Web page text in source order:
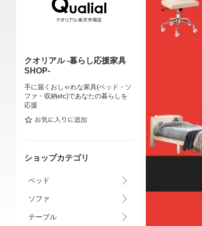
クオリアル -暮らし応援家具
SHOP-
手に届くおしゃれな家具(ベッド・ソ
ファ・収納etc)であなたの暮らしを
応援
ショップカテゴリ
ベッド
ソファ
テーブル